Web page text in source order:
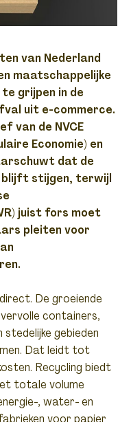
van Nederland
maatschappelijke
grijpen in de
uit e-commerce.
van de NVCE
Economie) en
dat de
blijft stijgen, terwijl
juist fors moet
pleiten voor
De groeiende
containers,
gebieden
Dat leidt tot
Recycling biedt
totale volume
, water- en
voor papier